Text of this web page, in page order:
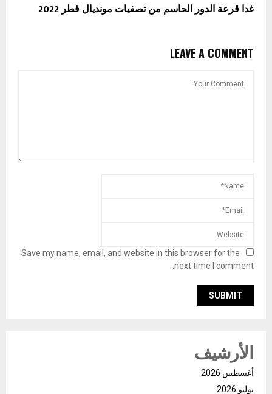
غدا قرعة الدور الحاسم من تصفيات مونديال قطر 2022
LEAVE A COMMENT
Save my name, email, and website in this browser for the
next time I comment.
الأرشيف
أغسطس 2026
يوليو 2026